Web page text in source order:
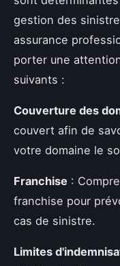
gestion des
assurance
porter une
suivants :
Couverture des
couvert afin de
votre domaine le
Franchise :
franchise pour
cas de sinistre.
Limites